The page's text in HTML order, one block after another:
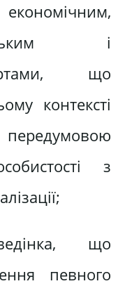
і
що
контексті
з
що
певного